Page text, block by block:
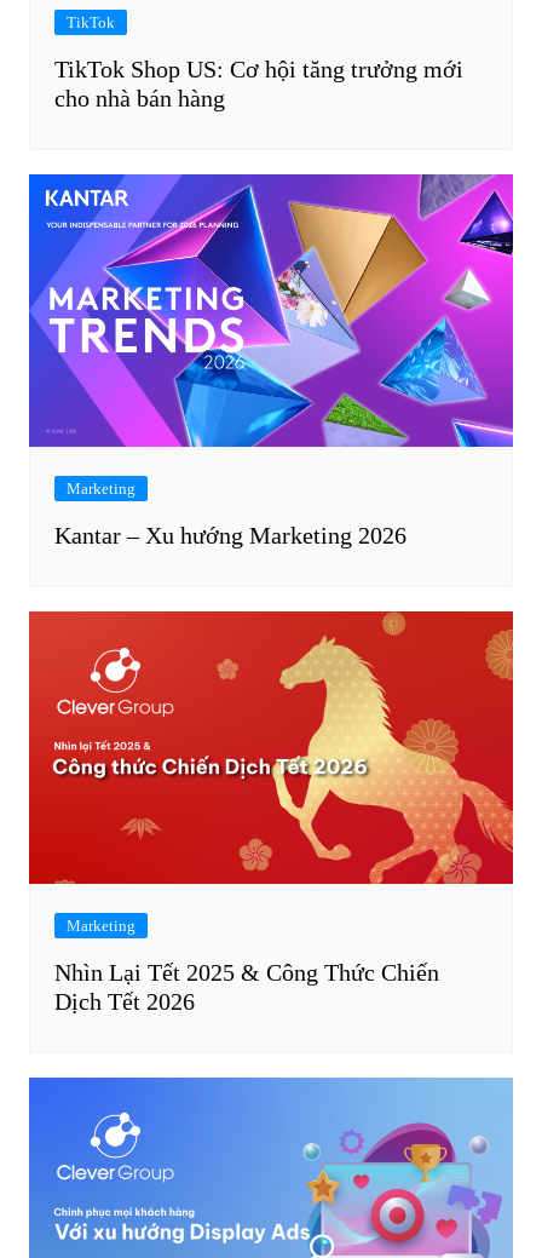
TikTok
TikTok Shop US: Cơ hội tăng trưởng mới
cho nhà bán hàng
Marketing
Kantar – Xu hướng Marketing 2026
Marketing
Nhìn Lại Tết 2025 & Công Thức Chiến
Dịch Tết 2026